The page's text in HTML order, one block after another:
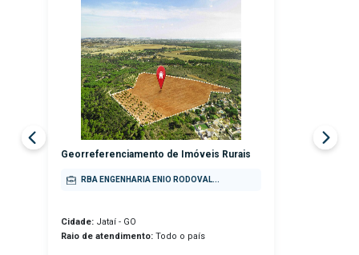
Georreferenciamento de Imóveis Rurais
RBA ENGENHARIA ENIO RODOVAL...
Cidade: Jataí - GO
Raio de atendimento: Todo o país